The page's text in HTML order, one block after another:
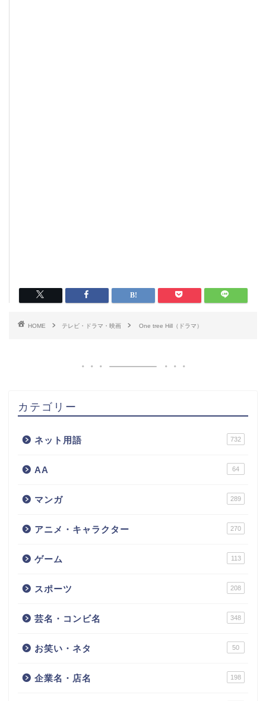
HOME テレビ・ドラマ・映画 One tree Hill（ドラマ）
カテゴリー
ネット用語 732
AA 64
マンガ 289
アニメ・キャラクター 270
ゲーム 113
スポーツ 208
芸名・コンビ名 348
お笑い・ネタ 50
企業名・店名 198